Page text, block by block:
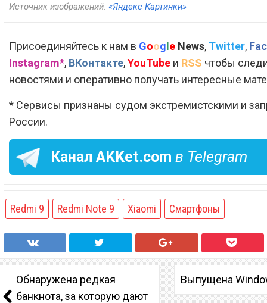
Источник изображений: «Яндекс Картинки»
Присоединяйтесь к нам в Google News, Twitter,
Instagram*, ВКонтакте,YouTube и RSS чтобы
новостями и оперативно получать интересные
* Сервисы признаны судом экстремистскими и
России.
Канал AKKet.com в Telegram
Redmi 9 Redmi Note 9 Xiaomi Смартфоны
Обнаружена редкая
банкнота, за которую дают
Выпущена